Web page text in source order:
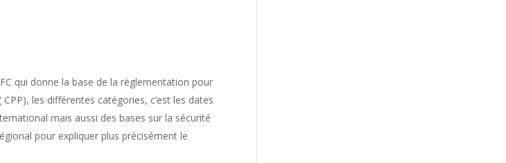
qui donne la base de la règlementation pour
les différentes catégories, c’est les dates
mais aussi des bases sur la sécurité
pour expliquer plus précisément le